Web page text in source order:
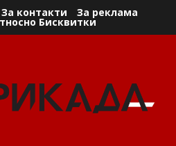
За контакти За реклама
Бисквитки